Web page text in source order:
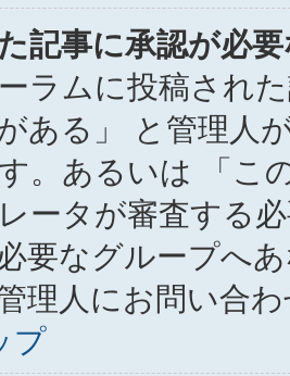
記事に承認が必
ーラムに投稿され
ある」 と管理人
。あるいは 「こ
ータが審査する
要なグループへ
理人にお問い合
プ